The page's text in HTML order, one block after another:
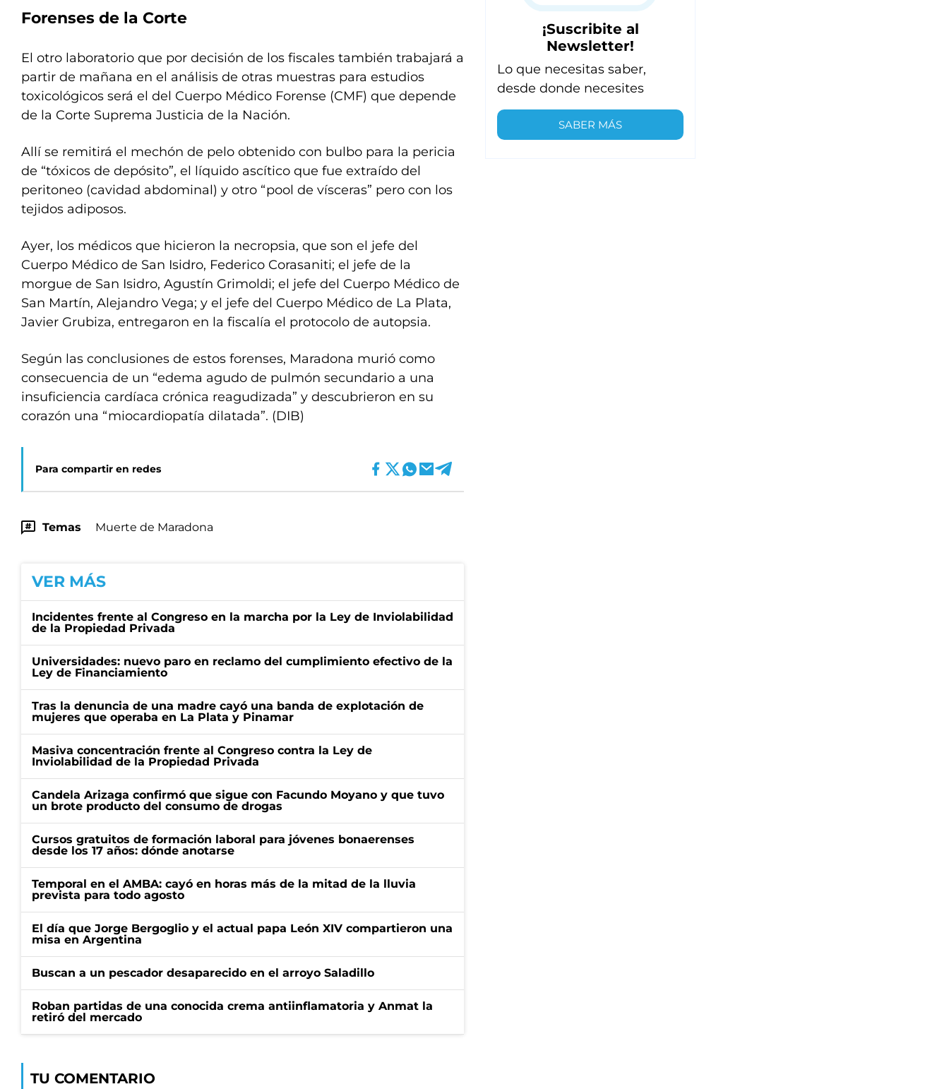
Forenses de la Corte
El otro laboratorio que por decisión de los fiscales también trabajará a
partir de mañana en el análisis de otras muestras para estudios
toxicológicos será el del Cuerpo Médico Forense (CMF) que depende
de la Corte Suprema Justicia de la Nación.
Allí se remitirá el mechón de pelo obtenido con bulbo para la pericia
de “tóxicos de depósito”, el líquido ascítico que fue extraído del
peritoneo (cavidad abdominal) y otro “pool de vísceras” pero con los
tejidos adiposos.
Ayer, los médicos que hicieron la necropsia, que son el jefe del
Cuerpo Médico de San Isidro, Federico Corasaniti; el jefe de la
morgue de San Isidro, Agustín Grimoldi; el jefe del Cuerpo Médico de
San Martín, Alejandro Vega; y el jefe del Cuerpo Médico de La Plata,
Javier Grubiza, entregaron en la fiscalía el protocolo de autopsia.
Según las conclusiones de estos forenses, Maradona murió como
consecuencia de un “edema agudo de pulmón secundario a una
insuficiencia cardíaca crónica reagudizada” y descubrieron en su
corazón una “miocardiopatía dilatada”. (DIB)
Para compartir en redes
Temas Muerte de Maradona
VER MÁS
Incidentes frente al Congreso en la marcha por la Ley de Inviolabilidad
de la Propiedad Privada
Universidades: nuevo paro en reclamo del cumplimiento efectivo de la
Ley de Financiamiento
Tras la denuncia de una madre cayó una banda de explotación de
mujeres que operaba en La Plata y Pinamar
Masiva concentración frente al Congreso contra la Ley de
Inviolabilidad de la Propiedad Privada
Candela Arizaga confirmó que sigue con Facundo Moyano y que tuvo
un brote producto del consumo de drogas
Cursos gratuitos de formación laboral para jóvenes bonaerenses
desde los 17 años: dónde anotarse
Temporal en el AMBA: cayó en horas más de la mitad de la lluvia
prevista para todo agosto
El día que Jorge Bergoglio y el actual papa León XIV compartieron una
misa en Argentina
Buscan a un pescador desaparecido en el arroyo Saladillo
Roban partidas de una conocida crema antiinflamatoria y Anmat la
retiró del mercado
TU COMENTARIO
¡Suscribite al
Newsletter!
Lo que necesitas saber,
desde donde necesites
SABER MÁS